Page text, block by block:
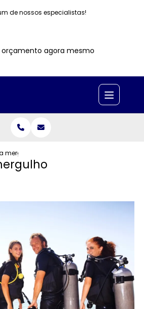
de nossos especialistas!
orçamento agora mesmo
mergulho